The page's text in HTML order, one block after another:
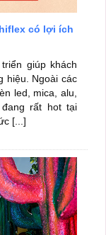
có lợi ích
giúp khách
hiệu. Ngoài các
led, mica, alu,
rất hot tại
[...]